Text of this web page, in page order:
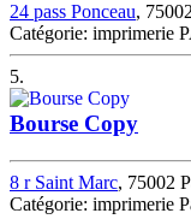
24 pass Ponceau,
Catégorie: imprimerie
5.
Bourse Copy
8 r Saint Marc, 75002
Catégorie: imprimerie